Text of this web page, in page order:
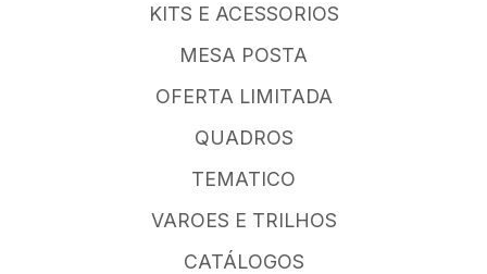
KITS E ACESSORIOS
MESA POSTA
OFERTA LIMITADA
QUADROS
TEMATICO
VAROES E TRILHOS
CATÁLOGOS